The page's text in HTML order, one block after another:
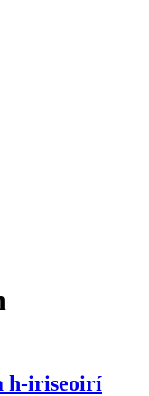
h-iriseoirí